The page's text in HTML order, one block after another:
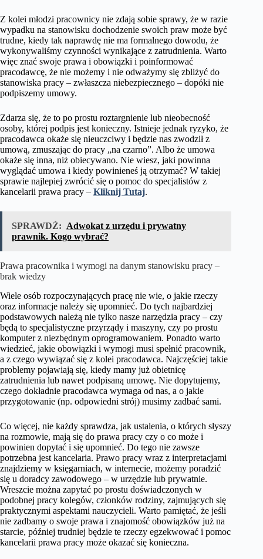
Z kolei młodzi pracownicy nie zdają sobie sprawy, że w razie
wypadku na stanowisku dochodzenie swoich praw może być
trudne, kiedy tak naprawdę nie ma formalnego dowodu, że
wykonywaliśmy czynności wynikające z zatrudnienia. Warto
więc znać swoje prawa i obowiązki i poinformować
pracodawcę, że nie możemy i nie odważymy się zbliżyć do
stanowiska pracy – zwłaszcza niebezpiecznego – dopóki nie
podpiszemy umowy.
Zdarza się, że to po prostu roztargnienie lub nieobecność
osoby, której podpis jest konieczny. Istnieje jednak ryzyko, że
pracodawca okaże się nieuczciwy i będzie nas zwodził z
umową, zmuszając do pracy „na czarno”. Albo że umowa
okaże się inna, niż obiecywano. Nie wiesz, jaki powinna
wyglądać umowa i kiedy powinieneś ją otrzymać? W takiej
sprawie najlepiej zwrócić się o pomoc do specjalistów z
kancelarii prawa pracy – Kliknij Tutaj.
SPRAWDŹ: Adwokat z urzędu i prywatny
prawnik. Kogo wybrać?
Prawa pracownika i wymogi na danym stanowisku pracy –
brak wiedzy
Wiele osób rozpoczynających pracę nie wie, o jakie rzeczy
oraz informacje należy się upomnieć. Do tych najbardziej
podstawowych należą nie tylko nasze narzędzia pracy – czy
będą to specjalistyczne przyrządy i maszyny, czy po prostu
komputer z niezbędnym oprogramowaniem. Ponadto warto
wiedzieć, jakie obowiązki i wymogi musi spełnić pracownik,
a z czego wywiązać się z kolei pracodawca. Najczęściej takie
problemy pojawiają się, kiedy mamy już obietnicę
zatrudnienia lub nawet podpisaną umowę. Nie dopytujemy,
czego dokładnie pracodawca wymaga od nas, a o jakie
przygotowanie (np. odpowiedni strój) musimy zadbać sami.
Co więcej, nie każdy sprawdza, jak ustalenia, o których słyszy
na rozmowie, mają się do prawa pracy czy o co może i
powinien dopytać i się upomnieć. Do tego nie zawsze
potrzebna jest kancelaria. Prawo pracy wraz z interpretacjami
znajdziemy w księgarniach, w internecie, możemy poradzić
się u doradcy zawodowego – w urzędzie lub prywatnie.
Wreszcie można zapytać po prostu doświadczonych w
podobnej pracy kolegów, członków rodziny, zajmujących się
praktycznymi aspektami nauczycieli. Warto pamiętać, że jeśli
nie zadbamy o swoje prawa i znajomość obowiązków już na
starcie, później trudniej będzie te rzeczy egzekwować i pomoc
kancelarii prawa pracy może okazać się konieczna.